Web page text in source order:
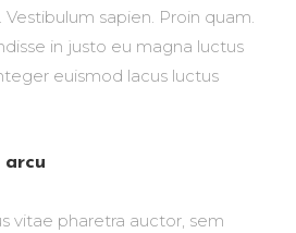
sapien. Proin quam.
in justo eu magna luctus
euismod lacus luctus
arcu
vitae pharetra auctor, sem